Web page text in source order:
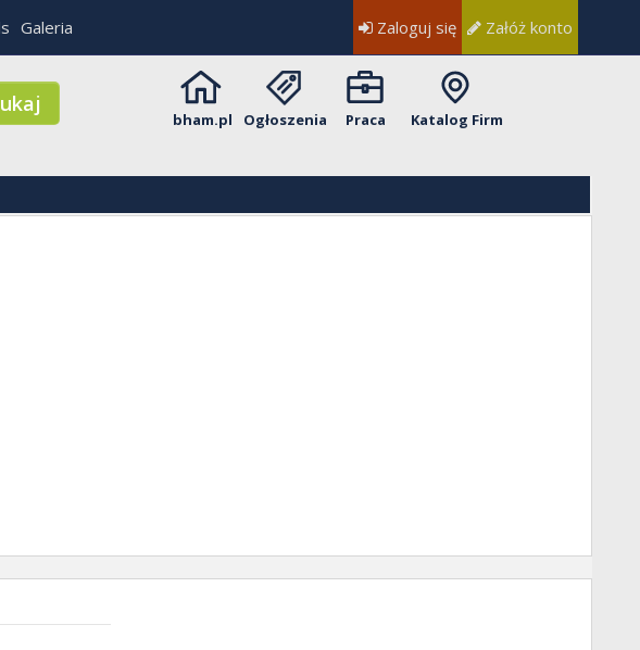
Galeria Zaloguj się Załóż konto
bham.pl Ogłoszenia Praca Katalog Firm